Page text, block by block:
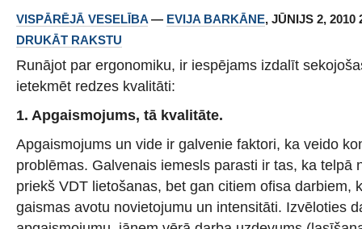
VISPĀRĒJĀ VESELĪBA — EVIJA BARKĀNE, JŪNIJS 2, 2010
DRUKĀT RAKSTU
Runājot par ergonomiku, ir iespējams izdalīt
ietekmēt redzes kvalitāti:
1. Apgaismojums, tā kvalitāte.
Apgaismojums un vide ir galvenie faktori, ka veido
problēmas. Galvenais iemesls parasti ir tas, ka telpā
priekš VDT lietošanas, bet gan citiem ofisa darbiem,
gaismas avotu novietojumu un intensitāti. Izvēloties